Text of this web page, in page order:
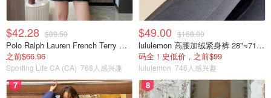
$42.28 $89.50
Polo Ralph Lauren French Terry 女童连帽卫衣 7-16码
之前$66.96
Sporting Life CA (CA) 768人感兴趣
$49.00 $168.00
lululemon 高腰加绒紧身裤 28"≈71cm 5个口袋
码全！史低价，之前$99
lululemon 746人感兴趣
7 8